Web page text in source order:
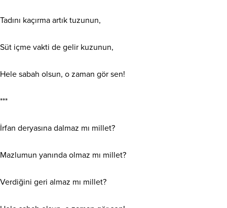
Tadını kaçırma artık tuzunun,
Süt içme vakti de gelir kuzunun,
Hele sabah olsun, o zaman gör sen!
***
İrfan deryasına dalmaz mı millet?
Mazlumun yanında olmaz mı millet?
Verdiğini geri almaz mı millet?